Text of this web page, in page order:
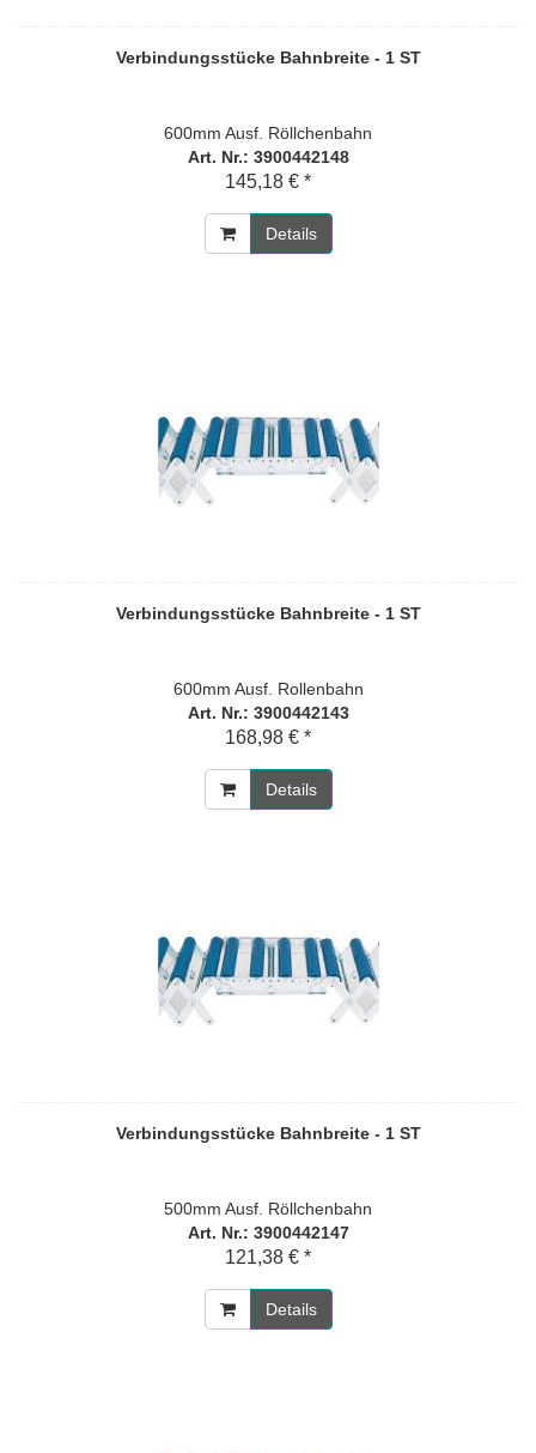
Verbindungsstücke Bahnbreite - 1 ST
600mm Ausf. Röllchenbahn
Art. Nr.: 3900442148
145,18 € *
Details
Verbindungsstücke Bahnbreite - 1 ST
600mm Ausf. Rollenbahn
Art. Nr.: 3900442143
168,98 € *
Details
Verbindungsstücke Bahnbreite - 1 ST
500mm Ausf. Röllchenbahn
Art. Nr.: 3900442147
121,38 € *
Details